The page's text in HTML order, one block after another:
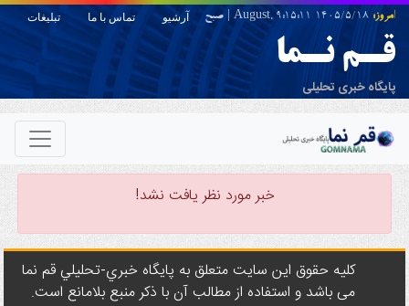
امروز:1405/5/18 August,
9:15:11
| صبح تبلیغات تماس با ما آرشیو
قـم نـما
پایگاه خبری تحلیلی
خبر مورد نظر یافت نشد!
کليه حقوق اين سايت متعلق به پایگاه خبري-تحليلي قم نما
می باشد و استفاده از مطالب آن با ذکر منبع بلامانع است.